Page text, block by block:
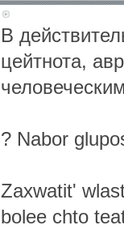
В
цейтнота,
? Nabor
Zaxwatit'
bolee chto